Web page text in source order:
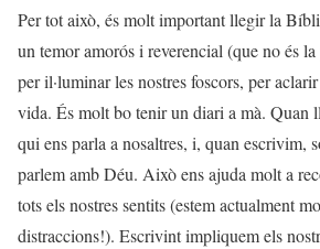
Per tot això, és molt important llegir la
un temor amorós i reverencial (que no és
per il·luminar les nostres foscors, per
vida. És molt bo tenir un diari a mà. Quan
qui ens parla a nosaltres, i, quan escrivim,
parlem amb Déu. Això ens ajuda molt a
tots els nostres sentits (estem actualment
distraccions!). Escrivint impliquem els